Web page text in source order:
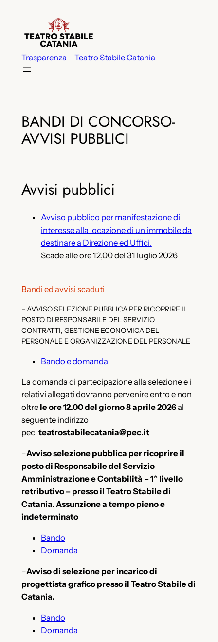
contenuto
Trasparenza – Teatro Stabile Catania
BANDI DI CONCORSO-
AVVISI PUBBLICI
Avvisi pubblici
Avviso pubblico per manifestazione di
interesse alla locazione di un immobile da
destinare a Direzione ed Uffici.
Scade alle ore 12,00 del 31 luglio 2026
Bandi ed avvisi scaduti
– AVVISO SELEZIONE PUBBLICA PER RICOPRIRE IL
POSTO DI RESPONSABILE DEL SERVIZIO
CONTRATTI, GESTIONE ECONOMICA DEL
PERSONALE E ORGANIZZAZIONE DEL PERSONALE
Bando e domanda
La domanda di partecipazione alla selezione e i
relativi allegati dovranno pervenire entro e non
oltrele ore 12.00 del giorno 8 aprile 2026al
seguente indirizzo
pec: teatrostabilecatania@pec.it
–Avviso selezione pubblica per ricoprire il
posto di Responsabile del Servizio
Amministrazione e Contabilità – 1^ livello
retributivo – presso il Teatro Stabile di
Catania. Assunzione a tempo pieno e
indeterminato
Bando
Domanda
–Avviso di selezione per incarico di
progettista grafico presso il Teatro Stabile di
Catania.
Bando
Domanda